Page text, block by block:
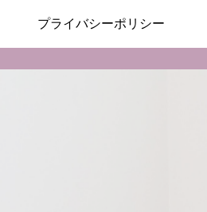
プライバシーポリシー